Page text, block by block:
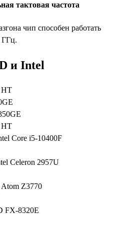
тактовая частота
чип способен работать
ГГц.
и Intel
HT
HT